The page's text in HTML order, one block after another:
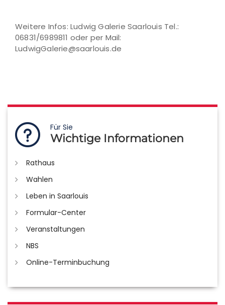
Weitere Infos: Ludwig Galerie Saarlouis Tel.:
06831/6989811 oder per Mail:
LudwigGalerie@saarlouis.de
Für Sie
Wichtige Informationen
Rathaus
Wahlen
Leben in Saarlouis
Formular-Center
Veranstaltungen
NBS
Online-Terminbuchung